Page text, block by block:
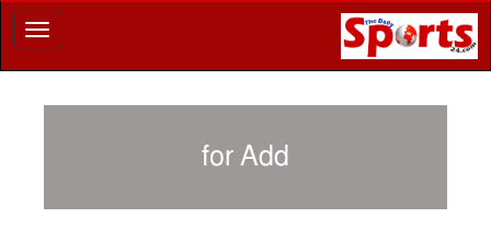
Toggle
navigation
for Add